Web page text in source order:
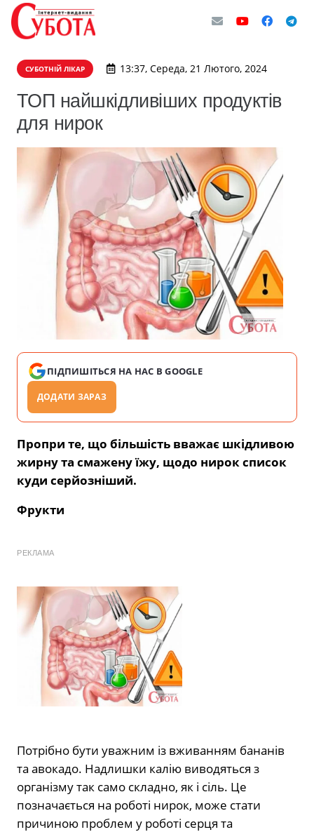
СУБОТНІЙ ЛІКАР 13:37, Середа, 21 Лютого, 2024
ТОП найшкідливіших продуктів
для нирок
ПІДПИШІТЬСЯ НА НАС В GOOGLE
ДОДАТИ ЗАРАЗ
Пропри те, що більшість вважає шкідливою
жирну та смажену їжу, щодо нирок список
куди серйозніший.
Фрукти
РЕКЛАМА
Потрібно бути уважним із вживанням бананів
та авокадо. Надлишки калію виводяться з
організму так само складно, як і сіль. Це
позначається на роботі нирок, може стати
причиною проблем у роботі серця та